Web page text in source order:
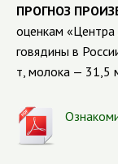
ПРОГНОЗ
оценкам «Центра
говядины в
т, молока — 31,5